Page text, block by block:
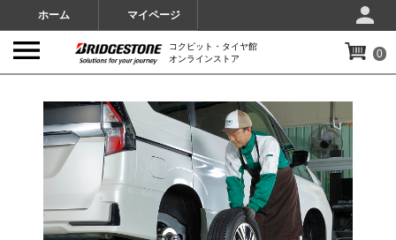
ホーム マイページ
コクピット・タイヤ館
オンラインストア
0